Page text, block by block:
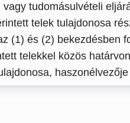
tudomásulvételi
telek tulajdonosa
(1) és (2) bekezdésben
telekkel közös
haszonélvezője